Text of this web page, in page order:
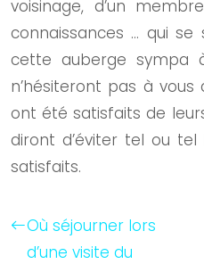
voisinage, d’un
connaissances … qui
cette auberge sympa
n’hésiteront pas à vous
ont été satisfaits de
diront d’éviter tel ou tel
satisfaits.
Où séjourner lors
d’une visite du